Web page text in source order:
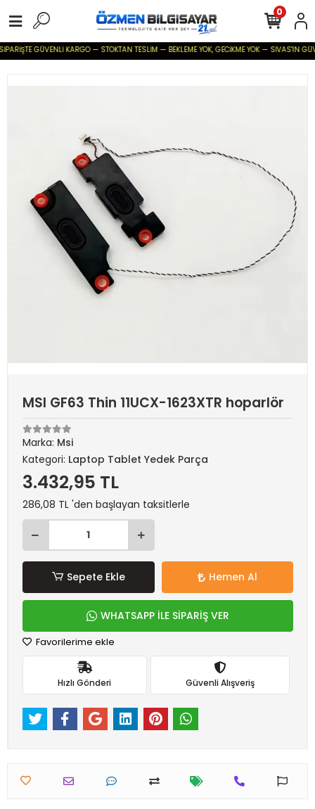
GÜVENLİ KARGO — STOKTAN TESLİM — BEKLEME YOK, GECİKME YOK — SİVAS'IN
0
MSI GF63 Thin 11UCX-1623XTR hoparlör
Marka: Msi
Kategori: Laptop Tablet Yedek Parça
3.432,95 TL
286,08 TL 'den başlayan taksitlerle
Sepete Ekle Hemen Al
WHATSAPP İLE SİPARİŞ VER
Favorilerime ekle
Hızlı Gönderi Güvenli Alışveriş